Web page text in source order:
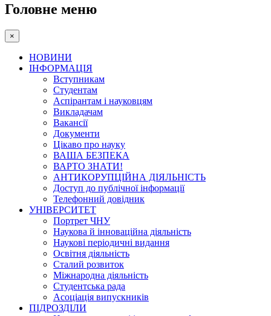
Головне меню
×
НОВИНИ
ІНФОРМАЦІЯ
Вступникам
Студентам
Аспірантам і науковцям
Викладачам
Вакансії
Документи
Цікаво про науку
ВАША БЕЗПЕКА
ВАРТО ЗНАТИ!
АНТИКОРУПЦІЙНА ДІЯЛЬНІСТЬ
Доступ до публічної інформації
Телефонний довідник
УНІВЕРСИТЕТ
Портрет ЧНУ
Наукова й інноваційна діяльність
Наукові періодичні видання
Освітня діяльність
Сталий розвиток
Міжнародна діяльність
Студентська рада
Асоціація випускників
ПІДРОЗДІЛИ